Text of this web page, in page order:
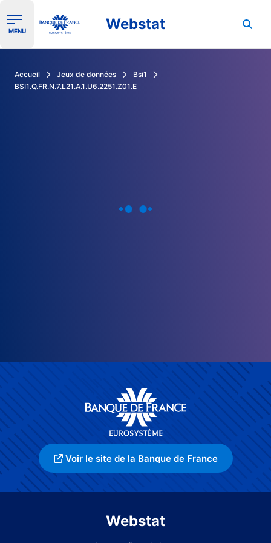
Ouvrir le menu de navigation
MENU Webstat
Accueil Jeux de données
Bsi1
BSI1.Q.FR.N.7.L21.A.1.U6.2251.Z01.E
Voir le site de la Banque de France
Webstat